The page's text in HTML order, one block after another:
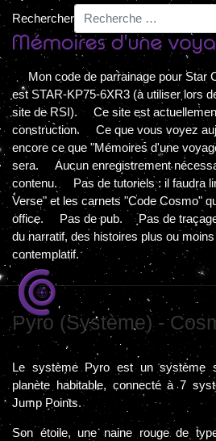
Rechercher
Mon code de parrainage pour Star
est STAR-KP75-6XR3 (à utiliser lors
site de RSI). Ce site est
construction. Ce que vous voyez
encore ce que "Mémoires d'une
sera. Aucun enregistrement
contenu. Pas de tutoriels : il faudra
Verse" et les carnets "Code Cosmo"
office. Pas de pub. Pas de
du narratif, des histoires plus ou
contemplatif.
Pyro (Système) -
Le système Pyro est un système
planète habitable, connecté à 7
Jump Points.
Son étoile, une naine rouge de